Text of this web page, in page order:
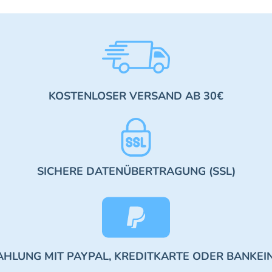
KOSTENLOSER VERSAND AB 30€
SICHERE DATENÜBERTRAGUNG (SSL)
MIT PAYPAL, KREDITKARTE ODER